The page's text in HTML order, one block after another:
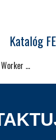
Katalóg
...